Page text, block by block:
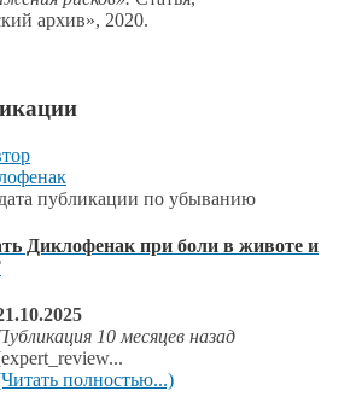
архив», 2020.
дата публикации по убыванию
Диклофенак при боли в животе и
10 месяцев назад
полностью...)